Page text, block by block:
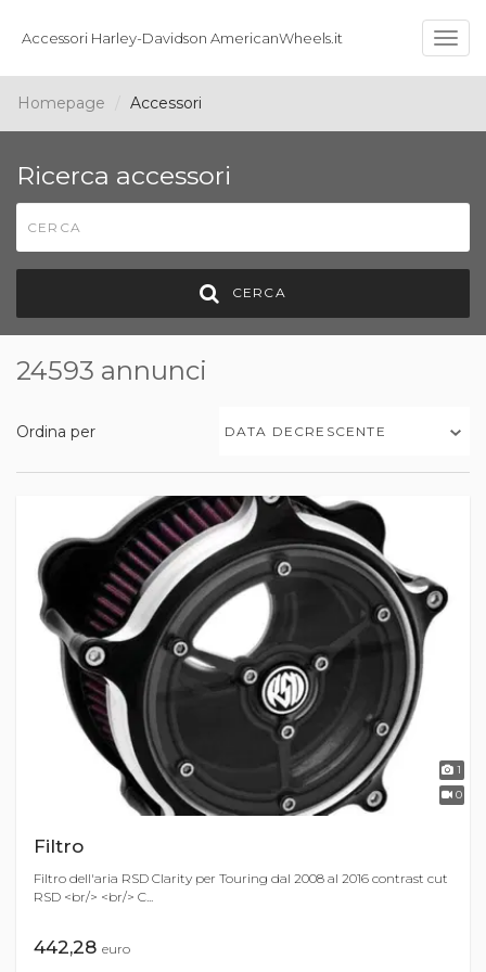
Accessori Harley-Davidson AmericanWheels.it
Homepage Accessori
Ricerca accessori
CERCA
24593 annunci
Ordina per DATA DECRESCENTE
1
0
Filtro
Filtro dell'aria RSD Clarity per Touring dal 2008 al 2016 contrast cut
RSD <br/> <br/> C...
442,28 euro